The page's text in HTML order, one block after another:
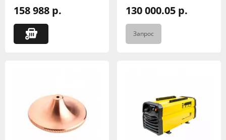
158 988 р. 130 000.05 р.
Запрос